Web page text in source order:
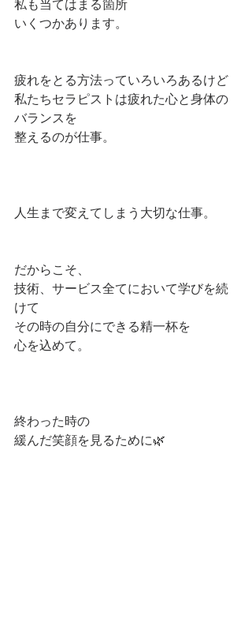
私も当てはまる箇所
いくつかあります。
疲れをとる方法っていろいろあるけど
私たちセラピストは疲れた心と身体の
バランスを
整えるのが仕事。
人生まで変えてしまう大切な仕事。
だからこそ、
技術、サービス全てにおいて学びを続
けて
その時の自分にできる精一杯を
心を込めて。
終わった時の
緩んだ笑顔を見るために🌿